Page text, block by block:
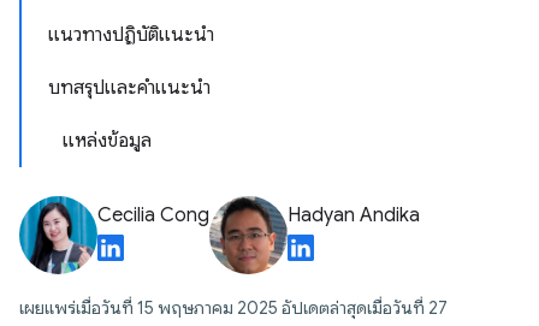
แนวทางปฏิบัติแนะนำ
บทสรุปและคําแนะนํา
แหล่งข้อมูล
Cecilia Cong Hadyan Andika
เผยแพร่เมื่อวันที่ 15 พฤษภาคม 2025 อัปเดตล่าสุดเมื่อวันที่ 27